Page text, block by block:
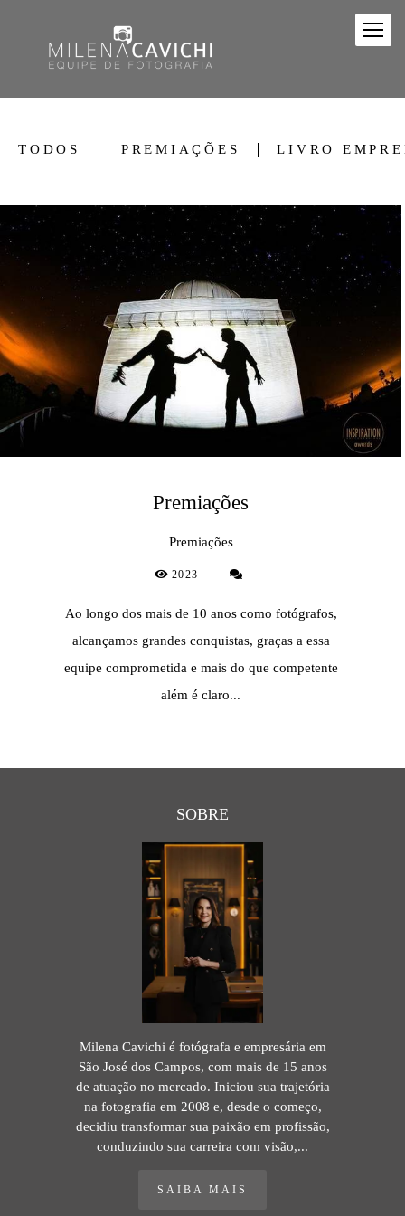
TODOS PREMIAÇÕES LIVRO
Premiações
Premiações
2023
Ao longo dos mais de 10 anos como fotógrafos,
alcançamos grandes conquistas, graças a essa
equipe comprometida e mais do que competente
além é claro...
SOBRE
Milena Cavichi é fotógrafa e empresária em
São José dos Campos, com mais de 15 anos
de atuação no mercado. Iniciou sua trajetória
na fotografia em 2008 e, desde o começo,
decidiu transformar sua paixão em profissão,
conduzindo sua carreira com visão,...
SAIBA MAIS